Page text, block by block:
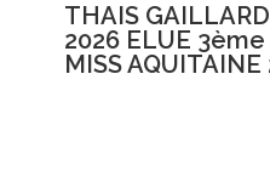
THAIS
2026 ELUE
MISS AQUITAINE